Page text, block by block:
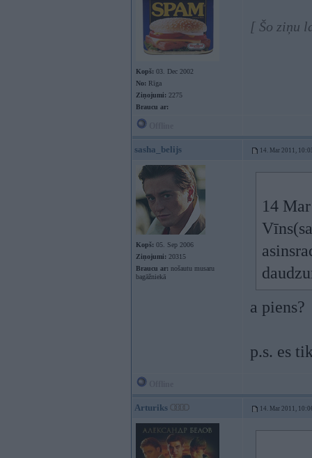
Kopš: 03. Dec 2002
No: Rīga
Ziņojumi: 2275
Braucu ar:
[ Šo ziņu
sasha_belijs 14. Mar 2011,
Kopš: 05. Sep 2006
Ziņojumi: 20315
Braucu ar: nošautu musaru
bagāžniekā
14
a piens?
p.s. es
Arturiks 14. Mar 2011,